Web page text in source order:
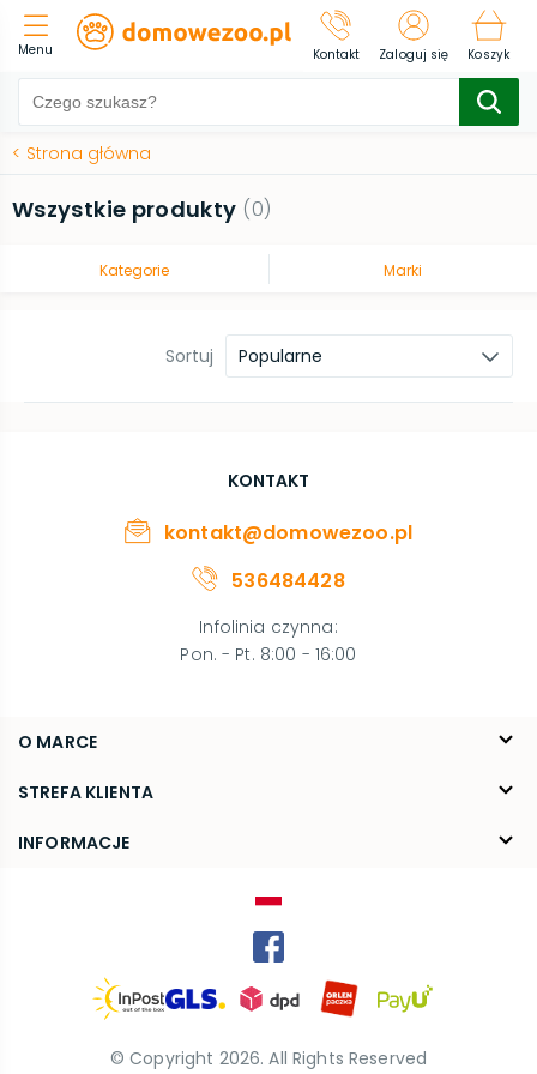
Menu Kontakt Zaloguj się Koszyk
< Strona główna
Wszystkie produkty (0)
Kategorie Marki
Sortuj Popularne
O MARCE
O nas
Blog
STREFA KLIENTA
FAQ
INFORMACJE
KONTAKT
kontakt@domowezoo.pl
536484428
Infolinia czynna:
Pon. - Pt. 8:00 - 16:00
© Copyright 2026. All Rights Reserved